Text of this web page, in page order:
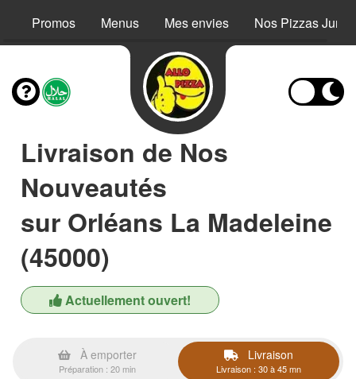
Promos Menus Mes envies Nos Pizzas Junior
Livraison de Nos
Nouveautés
sur Orléans La Madeleine
(45000)
Actuellement ouvert!
À emporter
Préparation : 20 min
Livraison
Livraison : 30 à 45 mn